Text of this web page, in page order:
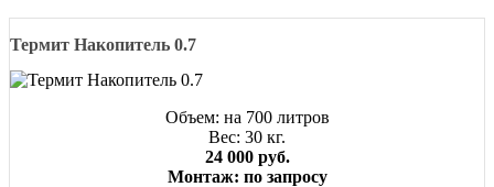
Термит Накопитель 0.7
Объем: на 700 литров
Вес: 30 кг.
24 000 руб.
Монтаж: по запросу